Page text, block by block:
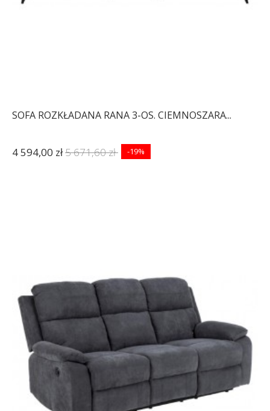
SOFA ROZKŁADANA RANA 3-OS. CIEMNOSZARA...
4 594,00 zł5 671,60 zł -19%